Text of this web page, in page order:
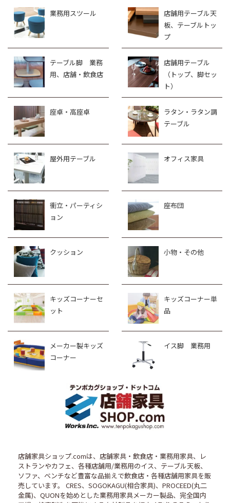
業務用スツール
店舗用テーブル天
板、テーブルトッ
プ
テーブル脚 業務
用、店舗・飲食店
店舗用テーブル
（トップ、脚セッ
ト）
座卓・高座卓
ラタン・ラタン調
テーブル
屋外用テーブル オフィス家具
衝立・パーティシ
ョン
座布団
クッション 小物・その他
キッズコーナーセ
ット
キッズコーナー単
品
メーカー製キッズ
コーナー
イス脚 業務用
店舗家具ショップ.comは、店舗家具・飲食店・業務用家具、レ
ストランやカフェ、各種店舗用/業務用のイス、テーブル天板、
ソファ、ベンチなど豊富な品揃えで飲食店・各種店舗用家具を販
売しています。 CRES、SOGOKAGU(相合家具)、PROCEED(丸二
金属)、QUONを始めとした業務用家具メーカー製品、完全国内